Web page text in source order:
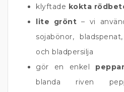
klyftade kokta
lite grönt – vi
sojabönor,
och bladpersilja
gör en enkel
blanda riven